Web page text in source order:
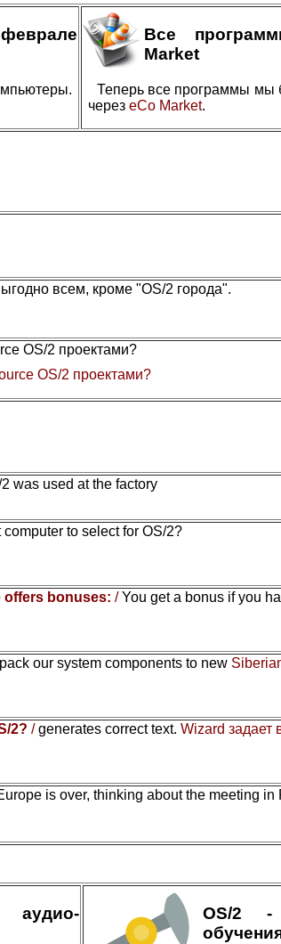
Все
Market
Теперь все программы мы
через eCo Market.
всем, кроме "OS/2 города".
OS/2 проектами?
OS/2 проектами?
was used at the factory
computer to select for OS/2?
offers bonuses: /You get a bonus if you
our system components to new
2? /generates correct text. Wizard задает
is over, thinking about the meeting in
OS/2 -